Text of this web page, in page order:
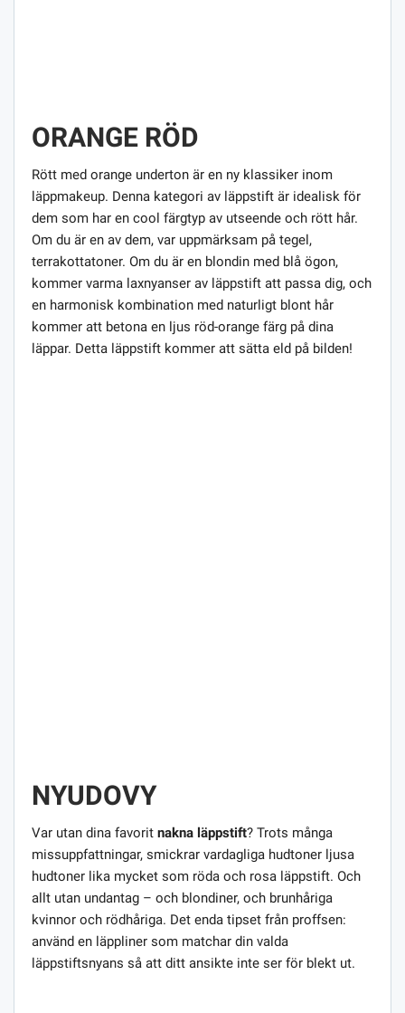
ORANGE RÖD
Rött med orange underton är en ny klassiker inom
läppmakeup. Denna kategori av läppstift är idealisk för
dem som har en cool färgtyp av utseende och rött hår.
Om du är en av dem, var uppmärksam på tegel,
terrakottatoner. Om du är en blondin med blå ögon,
kommer varma laxnyanser av läppstift att passa dig, och
en harmonisk kombination med naturligt blont hår
kommer att betona en ljus röd-orange färg på dina
läppar. Detta läppstift kommer att sätta eld på bilden!
NYUDOVY
Var utan dina favorit nakna läppstift? Trots många
missuppfattningar, smickrar vardagliga hudtoner ljusa
hudtoner lika mycket som röda och rosa läppstift. Och
allt utan undantag – och blondiner, och brunhåriga
kvinnor och rödhåriga. Det enda tipset från proffsen:
använd en läppliner som matchar din valda
läppstiftsnyans så att ditt ansikte inte ser för blekt ut.